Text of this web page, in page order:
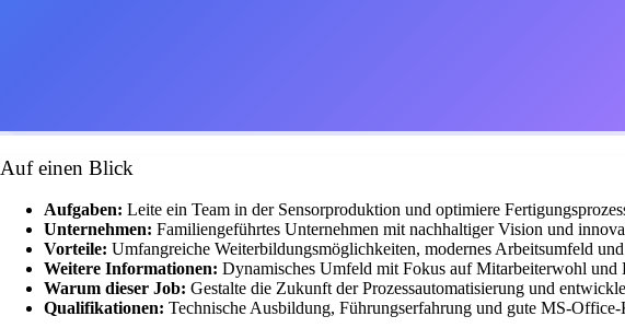
Auf einen Blick
Aufgaben: Leite ein Team in der Sensorproduktion und optimiere
Unternehmen: Familiengeführtes Unternehmen mit nachhaltiger Vision und
Vorteile: Umfangreiche Weiterbildungsmöglichkeiten, modernes Arbeitsumfeld
Weitere Informationen: Dynamisches Umfeld mit Fokus auf Mitarbeiterwohl und
Warum dieser Job: Gestalte die Zukunft der Prozessautomatisierung und
Qualifikationen: Technische Ausbildung, Führungserfahrung und gute MS-Office-